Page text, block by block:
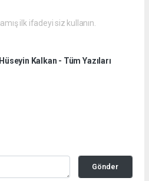
ilk ifadeyi siz kullanın.
Kalkan - Tüm Yazıları
Gönder